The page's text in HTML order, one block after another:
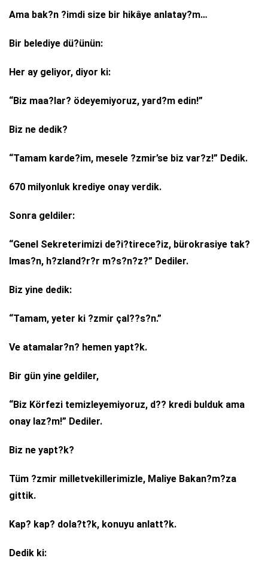
Ama bak?n ?imdi size bir hikâye anlatay?m…
Bir belediye dü?ünün:
Her ay geliyor, diyor ki:
“Biz maa?lar? ödeyemiyoruz, yard?m edin!”
Biz ne dedik?
“Tamam karde?im, mesele ?zmir’se biz var?z!” Dedik.
670 milyonluk krediye onay verdik.
Sonra geldiler:
“Genel Sekreterimizi de?i?tirece?iz, bürokrasiye tak?
lmas?n, h?zland?r?r m?s?n?z?” Dediler.
Biz yine dedik:
“Tamam, yeter ki ?zmir çal??s?n.”
Ve atamalar?n? hemen yapt?k.
Bir gün yine geldiler,
“Biz Körfezi temizleyemiyoruz, d?? kredi bulduk ama
onay laz?m!” Dediler.
Biz ne yapt?k?
Tüm ?zmir milletvekillerimizle, Maliye Bakan?m?za
gittik.
Kap? kap? dola?t?k, konuyu anlatt?k.
Dedik ki: